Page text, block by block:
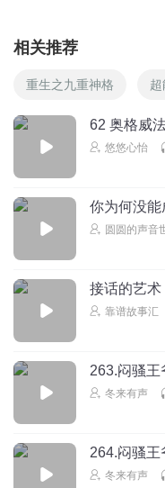
相关推荐
重生之九重神格
62 奥格威
悠悠心怡
你为何没能
圆圆的声音
接话的艺术
靠谱故事汇
263.闷骚王
冬来有声
264.闷骚王
冬来有声